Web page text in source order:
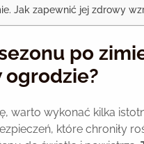
Jak zapewnić jej zdrowy
po
warto wykonać kilka
które chroniły